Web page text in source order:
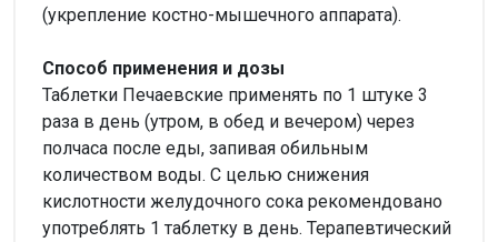
(укрепление костно-мышечного аппарата).
Способ применения и дозы
Таблетки Печаевские применять по 1 штуке 3
раза в день (утром, в обед и вечером) через
полчаса после еды, запивая обильным
количеством воды. С целью снижения
кислотности желудочного сока рекомендовано
употреблять 1 таблетку в день. Терапевтический